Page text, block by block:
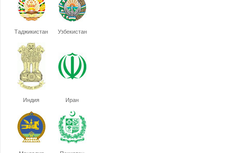
Таджикистан Узбекистан
Индия Иран